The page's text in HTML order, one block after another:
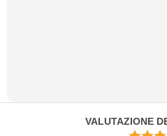
VALUTAZIONE